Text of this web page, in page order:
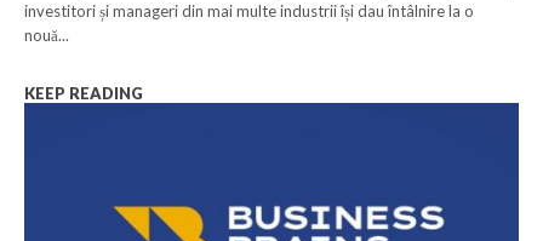
Abonează-te
investitori și manageri din mai multe industrii își dau întâlnire la o
nouă...
KEEP READING